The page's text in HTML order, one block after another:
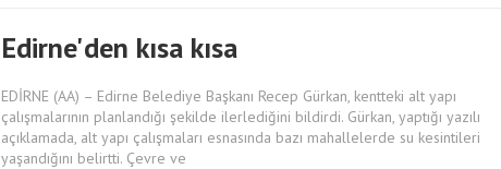
Edirne'den kısa kısa
EDİRNE (AA) – Edirne Belediye Başkanı Recep Gürkan, kentteki alt yapı
çalışmalarının planlandığı şekilde ilerlediğini bildirdi. Gürkan, yaptığı yazılı
açıklamada, alt yapı çalışmaları esnasında bazı mahallelerde su kesintileri
yaşandığını belirtti. Çevre ve